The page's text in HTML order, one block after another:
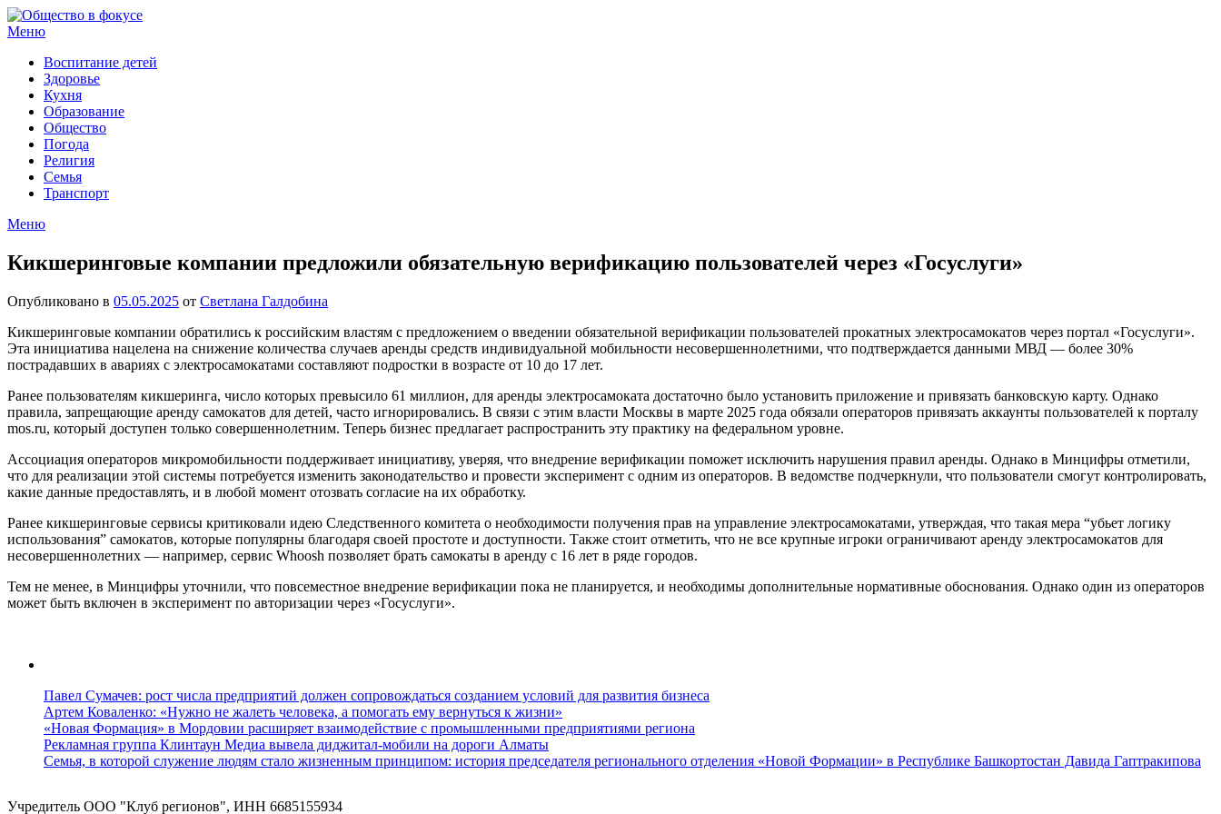
Перейти
к
Меню
Воспитание детей
Здоровье
Кухня
Образование
Общество
Погода
Религия
Семья
Транспорт
Меню
Кикшеринговые компании предложили обязательную верификацию пользователей через «Госуслуги»
Опубликовано в 05.05.2025 от Светлана Галдобина
Кикшеринговые компании обратились к российским властям с предложением о введении обязательной верификации пользователей прокатных электросамокатов через портал «Госуслуги».
Эта инициатива нацелена на снижение количества случаев аренды средств индивидуальной мобильности несовершеннолетними, что подтверждается данными МВД — более 30%
пострадавших в авариях с электросамокатами составляют подростки в возрасте от 10 до 17 лет.
Ранее пользователям кикшеринга, число которых превысило 61 миллион, для аренды электросамоката достаточно было установить приложение и привязать банковскую карту. Однако
правила, запрещающие аренду самокатов для детей, часто игнорировались. В связи с этим власти Москвы в марте 2025 года обязали операторов привязать аккаунты пользователей к порталу
mos.ru, который доступен только совершеннолетним. Теперь бизнес предлагает распространить эту практику на федеральном уровне.
Ассоциация операторов микромобильности поддерживает инициативу, уверяя, что внедрение верификации поможет исключить нарушения правил аренды. Однако в Минцифры отметили,
что для реализации этой системы потребуется изменить законодательство и провести эксперимент с одним из операторов. В ведомстве подчеркнули, что пользователи смогут контролировать,
какие данные предоставлять, и в любой момент отозвать согласие на их обработку.
Ранее кикшеринговые сервисы критиковали идею Следственного комитета о необходимости получения прав на управление электросамокатами, утверждая, что такая мера “убьет логику
использования” самокатов, которые популярны благодаря своей простоте и доступности. Также стоит отметить, что не все крупные игроки ограничивают аренду электросамокатов для
несовершеннолетних — например, сервис Whoosh позволяет брать самокаты в аренду с 16 лет в ряде городов.
Тем не менее, в Минцифры уточнили, что повсеместное внедрение верификации пока не планируется, и необходимы дополнительные нормативные обоснования. Однако один из операторов
может быть включен в эксперимент по авторизации через «Госуслуги».
Павел Сумачев: рост числа предприятий должен сопровождаться созданием условий для развития бизнеса
Артем Коваленко: «Нужно не жалеть человека, а помогать ему вернуться к жизни»
«Новая Формация» в Мордовии расширяет взаимодействие с промышленными предприятиями региона
Рекламная группа Клинтаун Медиа вывела диджитал-мобили на дороги Алматы
Семья, в которой служение людям стало жизненным принципом: история председателя регионального отделения «Новой Формации» в Республике Башкортостан Давида Гаптракипова
Учредитель ООО "Клуб регионов", ИНН 6685155934